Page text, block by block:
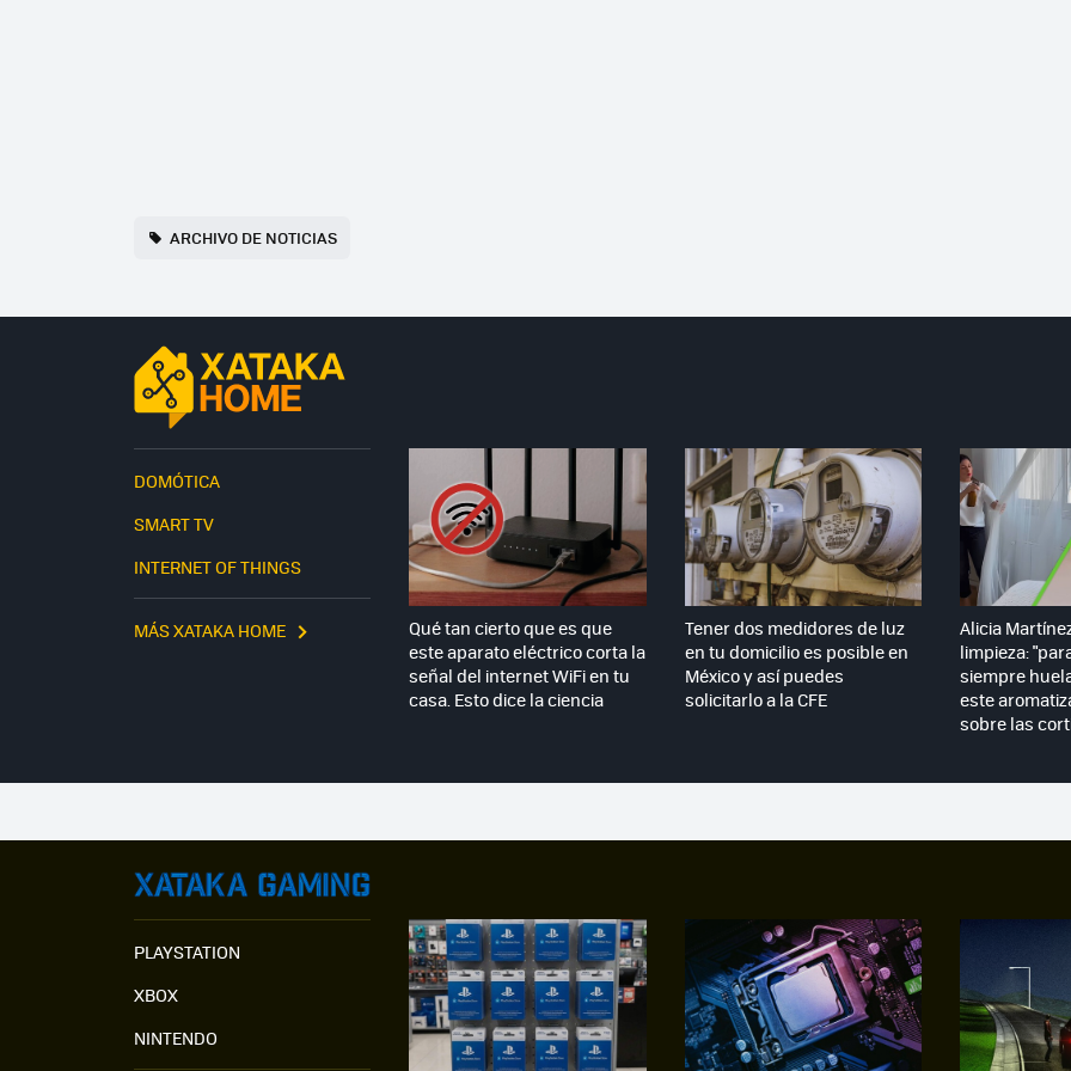
ARCHIVO DE NOTICIAS
DOMÓTICA
SMART TV
INTERNET OF THINGS
MÁS XATAKA HOME
Qué tan cierto que es que
este aparato eléctrico corta la
señal del internet WiFi en tu
casa. Esto dice la ciencia
Tener dos medidores de luz
en tu domicilio es posible en
México y así puedes
solicitarlo a la CFE
Alicia
limpieza:
siempre
este
sobre las
PLAYSTATION
XBOX
NINTENDO